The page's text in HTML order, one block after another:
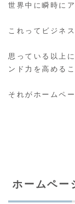
世界中に瞬時に
これってビジネ
思っている以上
ンド力を高める
それがホームペ
ホームペー